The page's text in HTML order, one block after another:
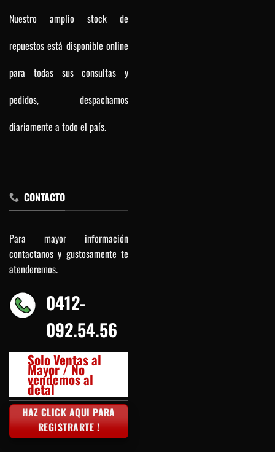
Nuestro amplio stock de
repuestos está disponible online
para todas sus consultas y
pedidos, despachamos
diariamente a todo el país.
CONTACTO
Para mayor información
contactanos y gustosamente te
atenderemos.
0412-
092.54.56
Solo Ventas al
Mayor / No
vendemos al
detal
HAZ CLICK AQUI PARA
REGISTRARTE !